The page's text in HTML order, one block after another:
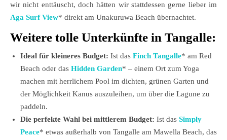
wir nicht enttäuscht, doch hätten wir stattdessen gerne lieber im
Aga Surf View* direkt am Unakuruwa Beach übernachtet.
Weitere tolle Unterkünfte in Tangalle:
Ideal für kleineres Budget: Ist das Finch Tangalle* am Red
Beach oder das Hidden Garden* – einem Ort zum Yoga
machen mit herrlichem Pool im dichten, grünen Garten und
der Möglichkeit Kanus auszuleihen, um über die Lagune zu
paddeln.
Die perfekte Wahl bei mittlerem Budget: Ist das Simply
Peace* etwas außerhalb von Tangalle am Mawella Beach, das